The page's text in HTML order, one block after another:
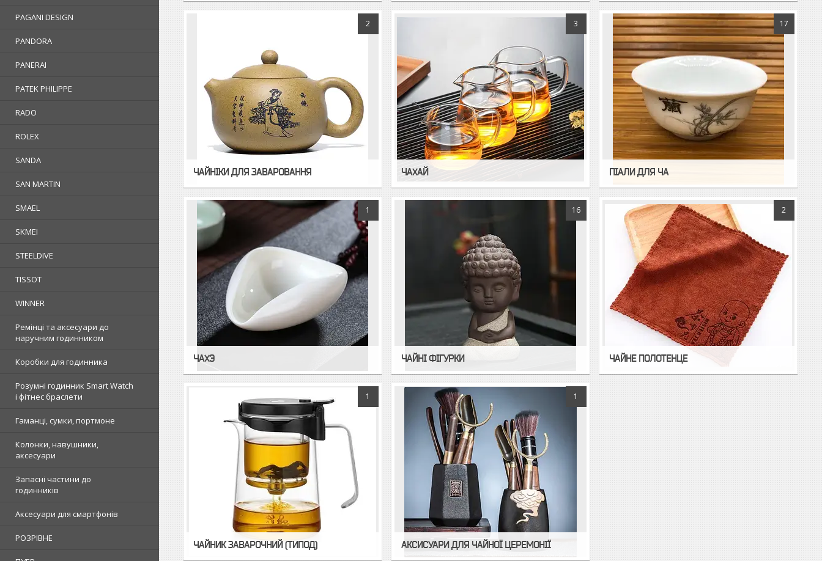
PAGANI DESIGN
PANDORA
PANERAI
PATEK PHILIPPE
RADO
ROLEX
SANDA
SAN MARTIN
SMAEL
SKMEI
STEELDIVE
TISSOT
WINNER
Ремінці та аксесуари до
наручним годинником
Коробки для годинника
Розумні годинник Smart Watch
і фітнес браслети
Гаманці, сумки, портмоне
Колонки, навушники,
аксесуари
Запасні частини до
годинників
Аксесуари для смартфонів
РОЗРІВНЕ
2
ЧАЙНІКИ ДЛЯ ЗАВАРОВАННЯ
3
ЧАХАЙ
17
ПІАЛИ ДЛЯ ЧА
1
ЧАХЭ
16
ЧАЙНІ ФІГУРКИ
2
ЧАЙНЕ ПОЛОТЕНЦЕ
1
ЧАЙНИК ЗАВАРОЧНИЙ (ТИПОД)
1
АКСИСУАРИ ДЛЯ ЧАЙНОЇ ЦЕРЕМОНІЇ